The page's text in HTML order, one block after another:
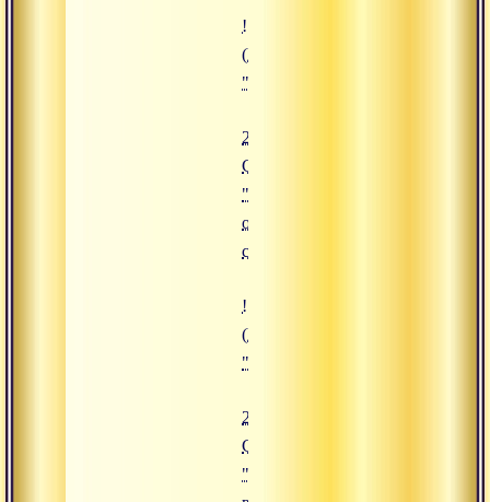
![29.09.2015 Сатсанг "Память
(https://www.advayta.org/upload/
"29.09.2015 Сатсанг "Память
29.09.2015
Сатсанг
"Память
определяет
судьбу"
![21.09.2015 Сатсанг "Йога и
(https://www.advayta.org/upload/
"21.09.2015 Сатсанг "Йога и
21.09.2015
Сатсанг
"Йога и